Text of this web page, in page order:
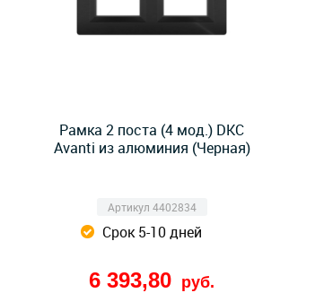
Рамка 2 поста (4 мод.) DKC
Avanti из алюминия (Черная)
Артикул 4402834
Срок 5-10 дней
6 393,80 руб.